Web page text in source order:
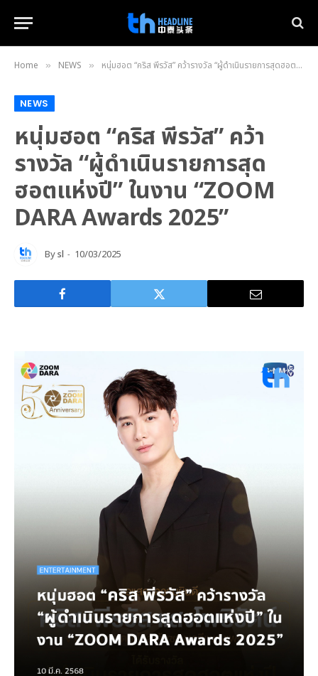
Home » NEWS » หนุ่มฮอต “คริส พีรวัส” คว้ารางวัล “ผู้ดำเนินรายการสุดฮอตแห่งปี” ในงาน “ZOOM DARA Awards 2025”
NEWS
หนุ่มฮอต “คริส พีรวัส” คว้า
รางวัล “ผู้ดำเนินรายการสุด
ฮอตแห่งปี” ในงาน “ZOOM
DARA Awards 2025”
Bysl 10/03/2025